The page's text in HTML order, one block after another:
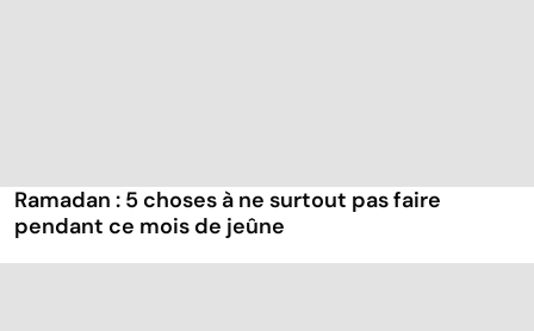
Ramadan : 5 choses à ne surtout pas faire
pendant ce mois de jeûne